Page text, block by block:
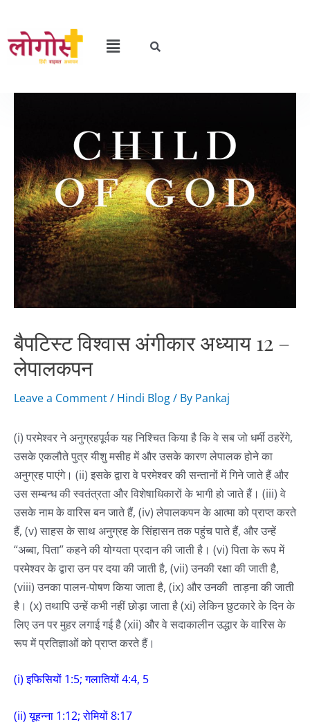
बैपटिस्ट विश्वास अंगीकार अध्याय 12 –
लेपालकपन
Leave a Comment/ Hindi Blog/ By Pankaj
(i) परमेश्वर ने अनुग्रहपूर्वक यह निश्चित किया है कि वे सब जो धर्मी ठहरेंगे,
उसके एकलौते पुत्र यीशु मसीह में और उसके कारण लेपालक होने का
अनुग्रह पाएंगे। (ii) इसके द्वारा वे परमेश्वर की सन्तानों में गिने जाते हैं और
उस सम्बन्ध की स्वतंत्रता और विशेषाधिकारों के भागी हो जाते हैं। (iii) वे
उसके नाम के वारिस बन जाते हैं, (iv) लेपालकपन के आत्मा को प्राप्त करते
हैं, (v) साहस के साथ अनुग्रह के सिंहासन तक पहुंच पाते हैं, और उन्हें
“अब्बा, पिता” कहने की योग्यता प्रदान की जाती है। (vi) पिता के रूप में
परमेश्वर के द्वारा उन पर दया की जाती है, (vii) उनकी रक्षा की जाती है,
(viii) उनका पालन-पोषण किया जाता है, (ix) और उनकी ताड़ना की जाती
है। (x) तथापि उन्हें कभी नहीं छोड़ा जाता है (xi) लेकिन छुटकारे के दिन के
लिए उन पर मुहर लगाई गई है (xii) और वे सदाकालीन उद्धार के वारिस के
रूप में प्रतिज्ञाओं को प्राप्त करते हैं।
(i) इफिसियों 1:5; गलातियों 4:4, 5
(ii) यूहन्ना 1:12; रोमियों 8:17